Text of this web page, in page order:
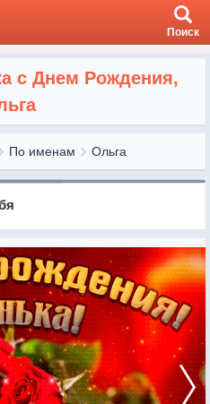
Поиск
с Днем Рождения,
По именам Ольга